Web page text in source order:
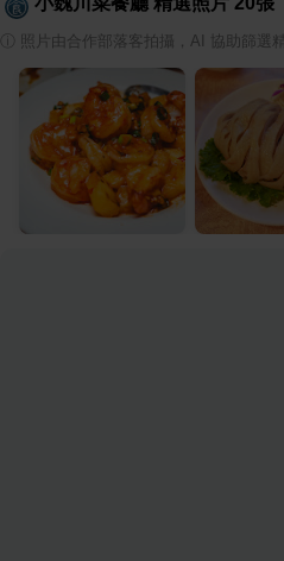
照片由合作部落客拍攝，AI 協助篩選